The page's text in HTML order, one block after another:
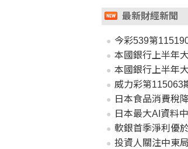
最新財經新聞
今彩539第
本國銀行上半年
本國銀行上半年
威力彩第
日本食品消費稅
日本最大AI資料
軟銀首季淨利優
投資人關注中東